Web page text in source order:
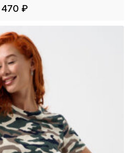
470 ₽